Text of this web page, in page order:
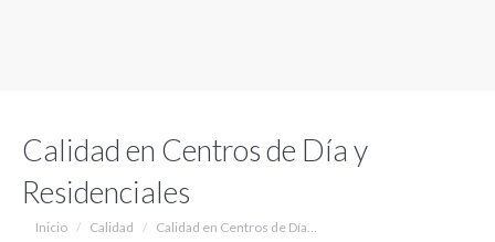
Calidad en Centros de Día y
Residenciales
Estás aquí:
Inicio Calidad Calidad en Centros de Día…